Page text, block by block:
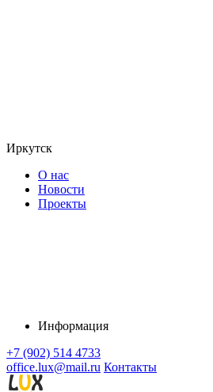
Иркутск
О нас
Новости
Проекты
Информация
+7 (902) 514 4733
office.lux@mail.ru Контакты